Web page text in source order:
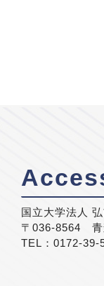
国立大学法人
〒036-8564 青
TEL：0172-